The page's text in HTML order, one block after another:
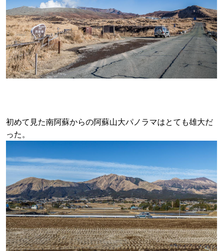
初めて見た南阿蘇からの阿蘇山大パノラマはとても雄大だ
った。